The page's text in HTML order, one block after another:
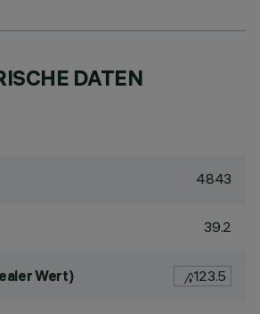
DATEN
4843
39.2
Wert) 123.5